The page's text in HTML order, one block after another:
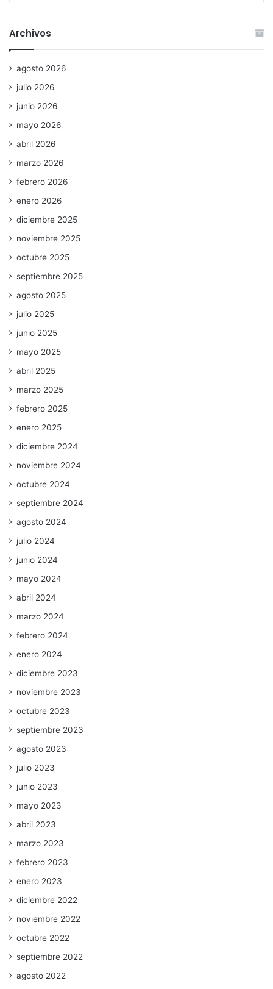
Archivos
agosto 2026
julio 2026
junio 2026
mayo 2026
abril 2026
marzo 2026
febrero 2026
enero 2026
diciembre 2025
noviembre 2025
octubre 2025
septiembre 2025
agosto 2025
julio 2025
junio 2025
mayo 2025
abril 2025
marzo 2025
febrero 2025
enero 2025
diciembre 2024
noviembre 2024
octubre 2024
septiembre 2024
agosto 2024
julio 2024
junio 2024
mayo 2024
abril 2024
marzo 2024
febrero 2024
enero 2024
diciembre 2023
noviembre 2023
octubre 2023
septiembre 2023
agosto 2023
julio 2023
junio 2023
mayo 2023
abril 2023
marzo 2023
febrero 2023
enero 2023
diciembre 2022
noviembre 2022
octubre 2022
septiembre 2022
agosto 2022